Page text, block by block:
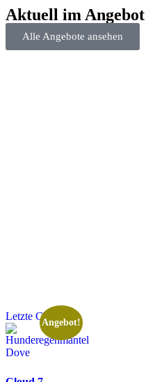
Aktuell im Angebot
Alle Angebote ansehen
Letzte Chance
Angebot!